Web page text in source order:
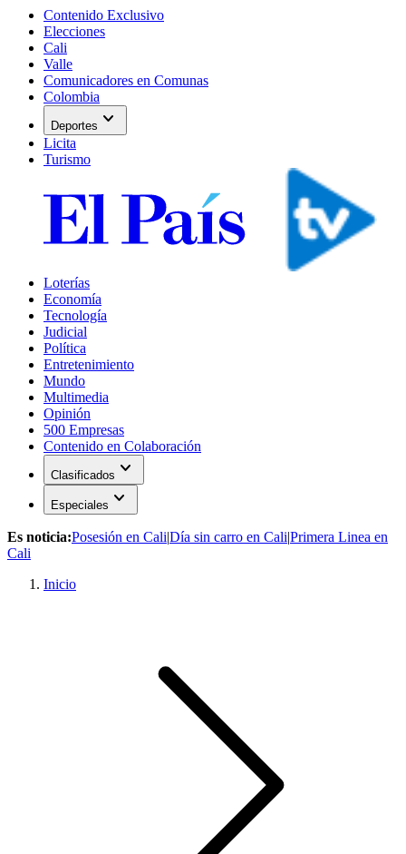
Contenido Exclusivo
Elecciones
Cali
Valle
Comunicadores en Comunas
Colombia
Deportes expand_more
Licita
Turismo
Loterías
Economía
Tecnología
Judicial
Política
Entretenimiento
Mundo
Multimedia
Opinión
500 Empresas
Contenido en Colaboración
Clasificados expand_more
Especiales expand_more
Es noticia:Posesión en Cali|Día sin carro en Cali|Primera Linea en
Cali
Inicio